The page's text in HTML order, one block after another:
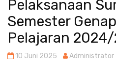
Pelaksanaan
Semester
Pelajaran
10 Juni 2025 Administrator